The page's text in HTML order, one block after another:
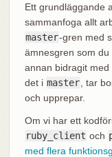
Ett grundläggande
sammanfoga allt
master-gren med
ämnesgren som
annan bidragit
det i master , tar
och upprepar.
Om vi har ett
ruby_client och
med flera